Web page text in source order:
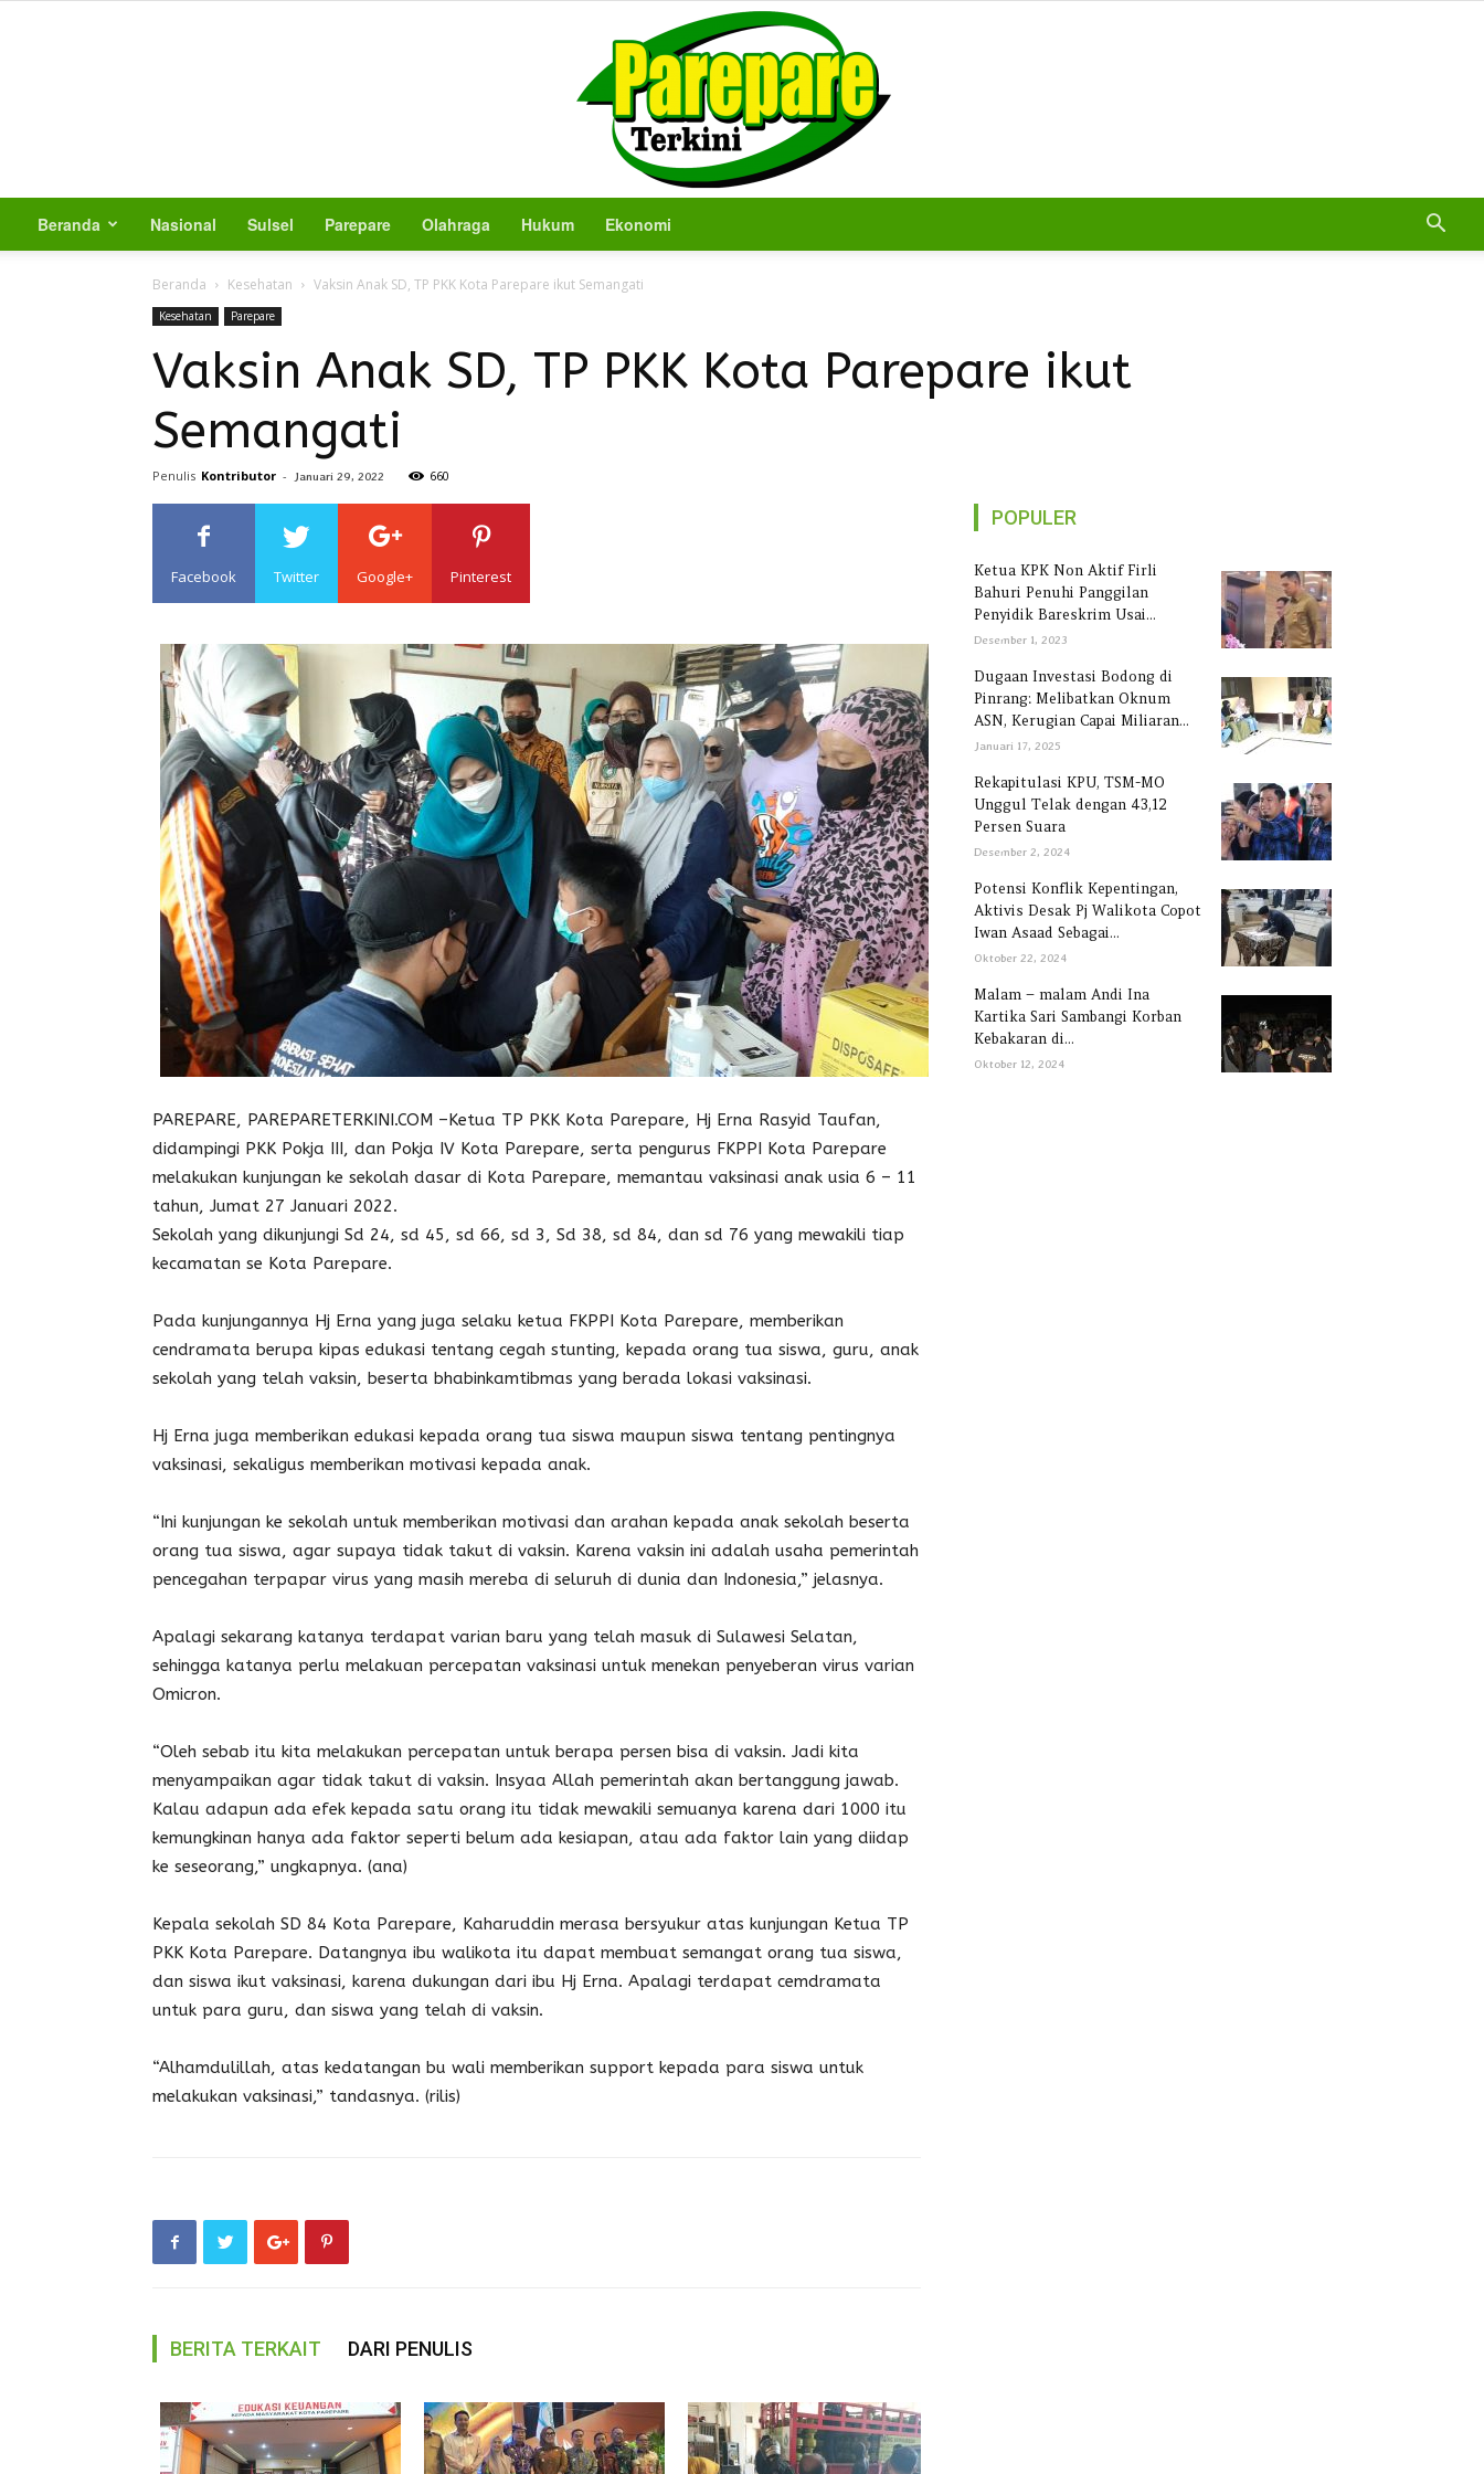
Sulawesi
Beranda Nasional Sulsel Parepare Olahraga Hukum Ekonomi
Beranda Kesehatan Vaksin Anak SD, TP PKK Kota Parepare ikut Semangati
Kesehatan Parepare
Vaksin Anak SD, TP PKK Kota Parepare ikut
Semangati
Penulis Kontributor - Januari 29, 2022 660
Facebook Twitter Google+ Pinterest
PAREPARE, PAREPARETERKINI.COM –Ketua TP PKK Kota Parepare, Hj Erna Rasyid Taufan,
didampingi PKK Pokja III, dan Pokja IV Kota Parepare, serta pengurus FKPPI Kota Parepare
melakukan kunjungan ke sekolah dasar di Kota Parepare, memantau vaksinasi anak usia 6 – 11
tahun, Jumat 27 Januari 2022.
Sekolah yang dikunjungi Sd 24, sd 45, sd 66, sd 3, Sd 38, sd 84, dan sd 76 yang mewakili tiap
kecamatan se Kota Parepare.
Pada kunjungannya Hj Erna yang juga selaku ketua FKPPI Kota Parepare, memberikan
cendramata berupa kipas edukasi tentang cegah stunting, kepada orang tua siswa, guru, anak
sekolah yang telah vaksin, beserta bhabinkamtibmas yang berada lokasi vaksinasi.
Hj Erna juga memberikan edukasi kepada orang tua siswa maupun siswa tentang pentingnya
vaksinasi, sekaligus memberikan motivasi kepada anak.
“Ini kunjungan ke sekolah untuk memberikan motivasi dan arahan kepada anak sekolah beserta
orang tua siswa, agar supaya tidak takut di vaksin. Karena vaksin ini adalah usaha pemerintah
pencegahan terpapar virus yang masih mereba di seluruh di dunia dan Indonesia,” jelasnya.
Apalagi sekarang katanya terdapat varian baru yang telah masuk di Sulawesi Selatan,
sehingga katanya perlu melakuan percepatan vaksinasi untuk menekan penyeberan virus varian
Omicron.
“Oleh sebab itu kita melakukan percepatan untuk berapa persen bisa di vaksin. Jadi kita
menyampaikan agar tidak takut di vaksin. Insyaa Allah pemerintah akan bertanggung jawab.
Kalau adapun ada efek kepada satu orang itu tidak mewakili semuanya karena dari 1000 itu
kemungkinan hanya ada faktor seperti belum ada kesiapan, atau ada faktor lain yang diidap
ke seseorang,” ungkapnya. (ana)
Kepala sekolah SD 84 Kota Parepare, Kaharuddin merasa bersyukur atas kunjungan Ketua TP
PKK Kota Parepare. Datangnya ibu walikota itu dapat membuat semangat orang tua siswa,
dan siswa ikut vaksinasi, karena dukungan dari ibu Hj Erna. Apalagi terdapat cemdramata
untuk para guru, dan siswa yang telah di vaksin.
“Alhamdulillah, atas kedatangan bu wali memberikan support kepada para siswa untuk
melakukan vaksinasi,” tandasnya. (rilis)
BERITA TERKAIT DARI PENULIS
POPULER
Ketua KPK Non Aktif Firli
Bahuri Penuhi Panggilan
Penyidik Bareskrim Usai...
Desember 1, 2023
Dugaan Investasi Bodong di
Pinrang: Melibatkan Oknum
ASN, Kerugian Capai Miliaran...
Januari 17, 2025
Rekapitulasi KPU, TSM-MO
Unggul Telak dengan 43,12
Persen Suara
Desember 2, 2024
Potensi Konflik Kepentingan,
Aktivis Desak Pj Walikota Copot
Iwan Asaad Sebagai...
Oktober 22, 2024
Malam – malam Andi Ina
Kartika Sari Sambangi Korban
Kebakaran di...
Oktober 12, 2024